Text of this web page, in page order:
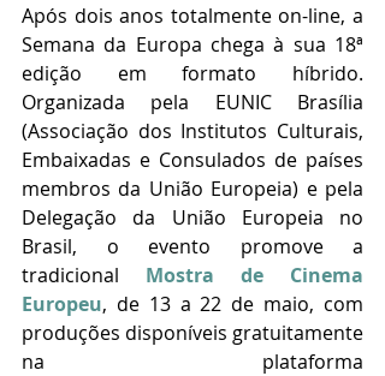
Após dois anos totalmente on-line, a
Semana da Europa chega à sua 18ª
edição em formato híbrido.
Organizada pela EUNIC Brasília
(Associação dos Institutos Culturais,
Embaixadas e Consulados de países
membros da União Europeia) e pela
Delegação da União Europeia no
Brasil, o evento promove a
tradicional Mostra de Cinema
Europeu, de 13 a 22 de maio, com
produções disponíveis gratuitamente
na plataforma